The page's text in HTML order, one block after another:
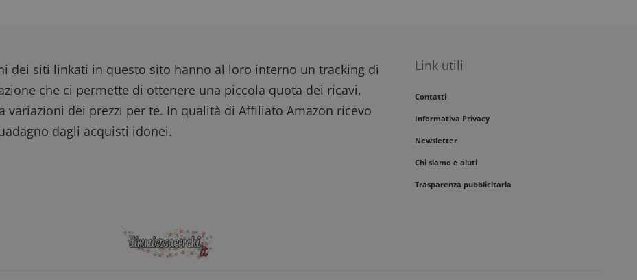
dei siti linkati in questo sito hanno al loro interno un tracking di
che ci permette di ottenere una piccola quota dei ricavi,
variazioni dei prezzi per te. In qualità di Affiliato Amazon ricevo
dagli acquisti idonei.
Link utili
Contatti
Informativa Privacy
Newsletter
Chi siamo e aiuti
Trasparenza pubblicitaria